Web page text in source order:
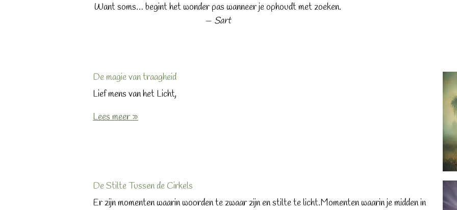
Want soms… begint het wonder pas wanneer je ophoudt met zoeken.
— Sart
De magie van traagheid
Lief mens van het Licht,
Lees meer »
De Stilte Tussen de Cirkels
Er zijn momenten waarin woorden te zwaar zijn en stilte te licht.Momenten waarin je midden in